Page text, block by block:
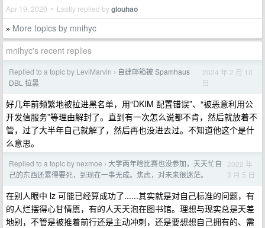
Apr 19, 2020 • Lastly replied byglouhao
» More topics by mnihyc
mnihyc's recent replies
Replied to a topic by LeviMarvin › 自建邮箱被 Spamhaus
DBL 拉黑
2024 年 2 月 10
日
好几年前频繁地被拉进黑名单，用“DKIM 配置错误”、“被恶意利用公
开发信服务”等理由解封了。直到有一次怎么说都不肯，然后就放着不
管，过了大半年自己就解了，然后再也没进去过。不知道他这个是什
么意思。
Replied to a topic by nexmoe › 大学两年啥比赛也没参加，天天忙自
己的东西还累得要死，到现在一事无成。焦虑，对未来很迷茫。
2022 年
3 月 5 日
在别人眼中 lz 可能已经算成功了......其实就是对自己标准的问题，有
的人烂摆得心甘情愿，有的人天天泡在图书馆。理想与现实总是天差
地别，不管是被推着前行还是主动冲刺，还是要想想自己拥有的、需